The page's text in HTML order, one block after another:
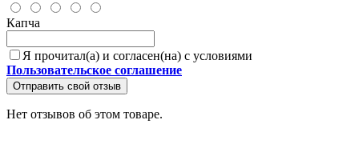
Капча
Я прочитал(а) и согласен(на) с условиями
Пользовательское соглашение
Отправить свой отзыв
Нет отзывов об этом товаре.